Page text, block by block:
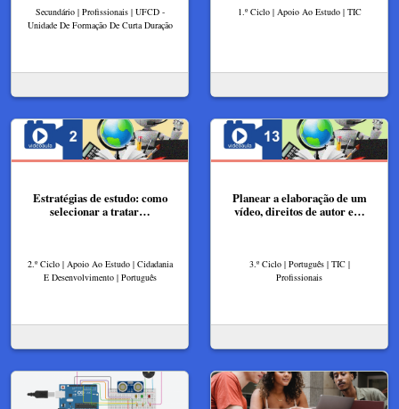
Secundário | Profissionais | UFCD -
Unidade De Formação De Curta Duração
1.º Ciclo | Apoio Ao Estudo | TIC
Estratégias de estudo: como
selecionar a tratar…
2.º Ciclo | Apoio Ao Estudo | Cidadania
E Desenvolvimento | Português
Planear a elaboração de um
vídeo, direitos de autor e…
3.º Ciclo | Português | TIC |
Profissionais